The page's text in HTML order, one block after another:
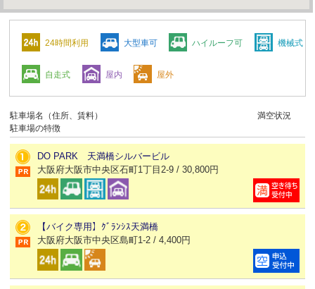
24時間利用 大型車可 ハイルーフ可 機械式
自走式 屋内 屋外
駐車場名（住所、賃料）
駐車場の特徴
満空状況
DO PARK 天満橋シルバービル
大阪府大阪市中央区石町1丁目2-9 / 30,800円
【バイク専用】ｸﾞﾗﾝｼｽ天満橋
大阪府大阪市中央区島町1-2 / 4,400円